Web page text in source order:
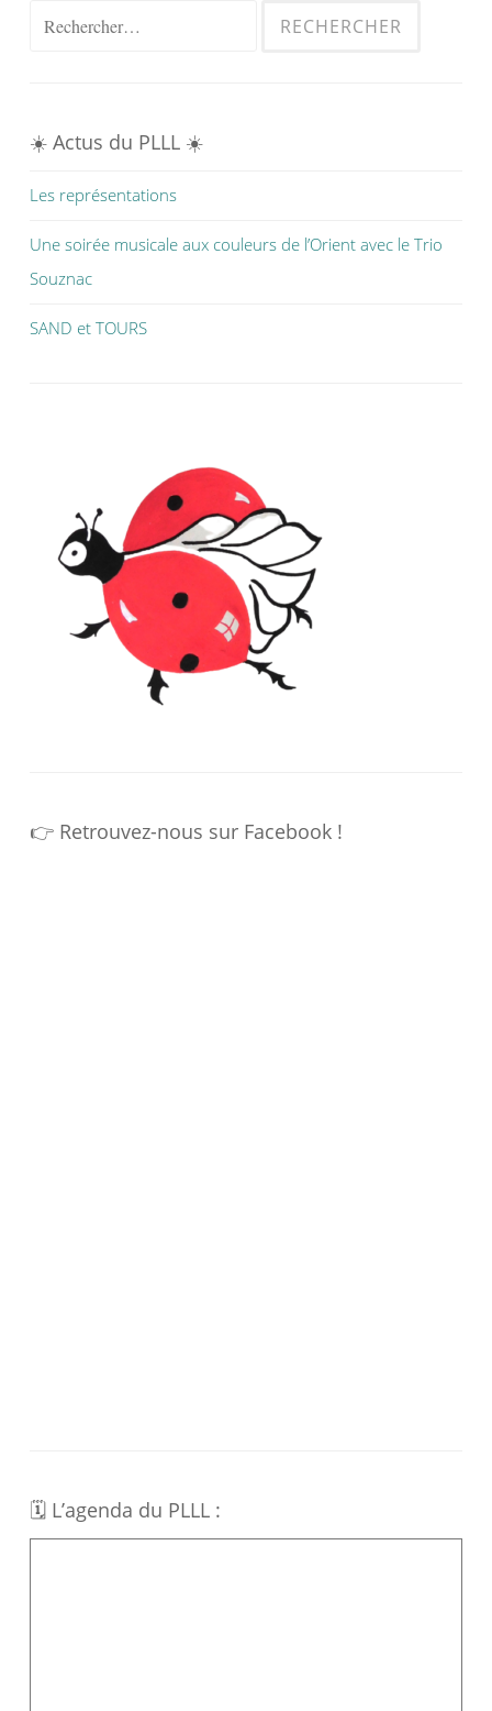
Rechercher :
☀️ Actus du PLLL ☀️
Les représentations
Une soirée musicale aux couleurs de l’Orient avec le Trio
Souznac
SAND et TOURS
👉 Retrouvez-nous sur Facebook !
🗓 L’agenda du PLLL :